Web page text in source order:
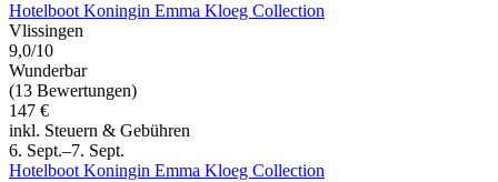
Hotelboot Koningin Emma Kloeg Collection
Vlissingen
9,0/10
Wunderbar
(13 Bewertungen)
147 €
inkl. Steuern & Gebühren
6. Sept.–7. Sept.
Hotelboot Koningin Emma Kloeg Collection